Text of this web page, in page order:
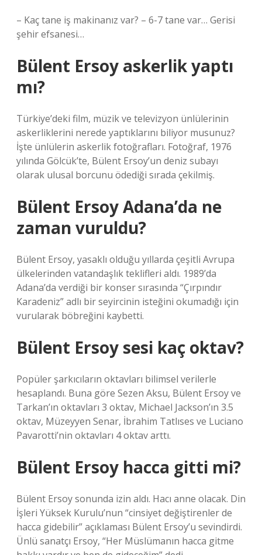
– Kaç tane iş makinanız var? – 6-7 tane var… Gerisi
şehir efsanesi…
Bülent Ersoy askerlik yaptı
mı?
Türkiye’deki film, müzik ve televizyon ünlülerinin
askerliklerini nerede yaptıklarını biliyor musunuz?
İşte ünlülerin askerlik fotoğrafları. Fotoğraf, 1976
yılında Gölcük’te, Bülent Ersoy’un deniz subayı
olarak ulusal borcunu ödediği sırada çekilmiş.
Bülent Ersoy Adana’da ne
zaman vuruldu?
Bülent Ersoy, yasaklı olduğu yıllarda çeşitli Avrupa
ülkelerinden vatandaşlık teklifleri aldı. 1989’da
Adana’da verdiği bir konser sırasında “Çırpındır
Karadeniz” adlı bir seyircinin isteğini okumadığı için
vurularak böbreğini kaybetti.
Bülent Ersoy sesi kaç oktav?
Popüler şarkıcıların oktavları bilimsel verilerle
hesaplandı. Buna göre Sezen Aksu, Bülent Ersoy ve
Tarkan’ın oktavları 3 oktav, Michael Jackson’ın 3.5
oktav, Müzeyyen Senar, İbrahim Tatlıses ve Luciano
Pavarotti’nin oktavları 4 oktav arttı.
Bülent Ersoy hacca gitti mi?
Bülent Ersoy sonunda izin aldı. Hacı anne olacak. Din
İşleri Yüksek Kurulu’nun “cinsiyet değiştirenler de
hacca gidebilir” açıklaması Bülent Ersoy’u sevindirdi.
Ünlü sanatçı Ersoy, “Her Müslümanın hacca gitme